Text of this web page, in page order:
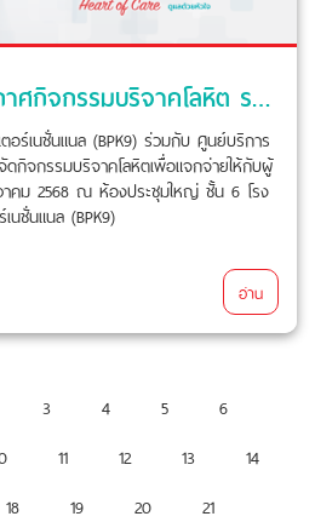
ประมวลภาพบรรยากาศกิจกรรมบริจาคโลหิต รอบที่ 4 ประจำปี 2568
อร์เนชั่นแนล (BPK9) ร่วมกับ ศูนย์บริการ
ดกิจกรรมบริจาคโลหิตเพื่อแจกจ่ายให้กับผู้
คม 2568 ณ ห้องประชุมใหญ่ ชั้น 6 โรง
นชั่นแนล (BPK9)
อ่าน
3 4 5
6
11 12 13
14
18 19 20
21